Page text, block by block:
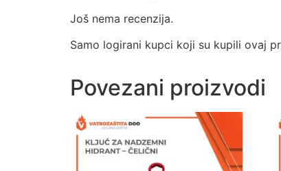
Još nema recenzija.
Samo logirani kupci koji su kupili ovaj
Povezani proizvodi